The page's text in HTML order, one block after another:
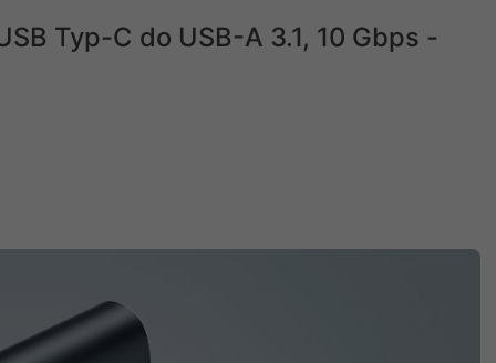
Typ-C do USB-A 3.1, 10 Gbps -